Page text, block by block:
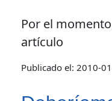
Por el
artículo
Publicado el: 2010-